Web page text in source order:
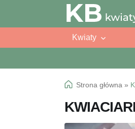
Przejdź
do
Przejdź
do
Kwiaty
Strona główna »